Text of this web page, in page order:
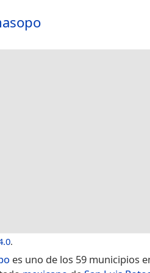
.
es uno de los 59 municipios